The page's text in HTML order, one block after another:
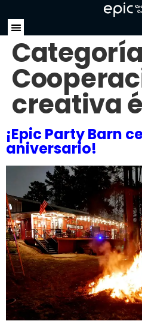
creativa
¡Epic Party Barn
aniversario!